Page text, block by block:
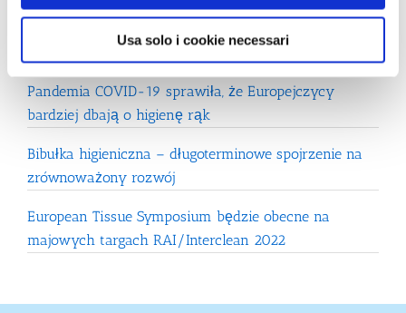
Usa solo i cookie necessari
Pandemia COVID-19 sprawiła, że Europejczycy
bardziej dbają o higienę rąk
Bibułka higieniczna – długoterminowe spojrzenie na
zrównoważony rozwój
European Tissue Symposium będzie obecne na
majowych targach RAI/Interclean 2022